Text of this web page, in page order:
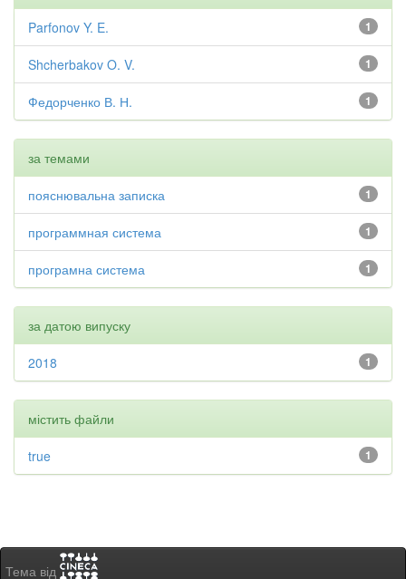
1
Parfonov Y. E.
1
Shcherbakov O. V.
1
Федорченко В. Н.
за темами
1
пояснювальна записка
1
программная система
1
програмна система
за датою випуску
1
2018
містить файли
1
true
Тема від